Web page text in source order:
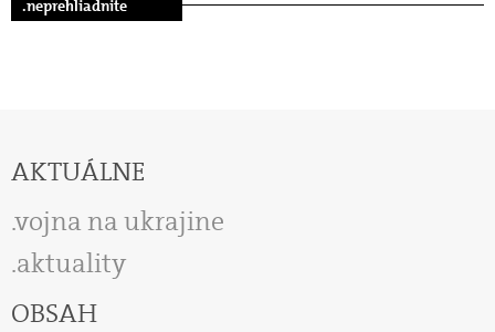
.neprehliadnite
AKTUÁLNE
vojna na ukrajine
aktuality
OBSAH